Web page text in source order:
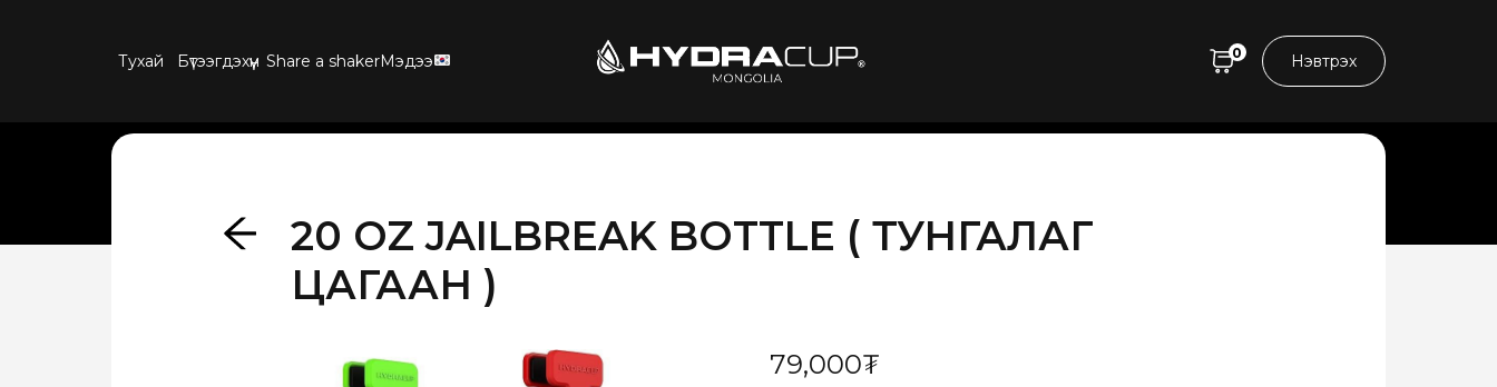
Тухай Бүтээгдэхүүн Share a shakerМэдээ 0 Нэвтрэх
20 OZ JAILBREAK BOTTLE ( ТУНГАЛАГ
ЦАГААН )
79,000₮